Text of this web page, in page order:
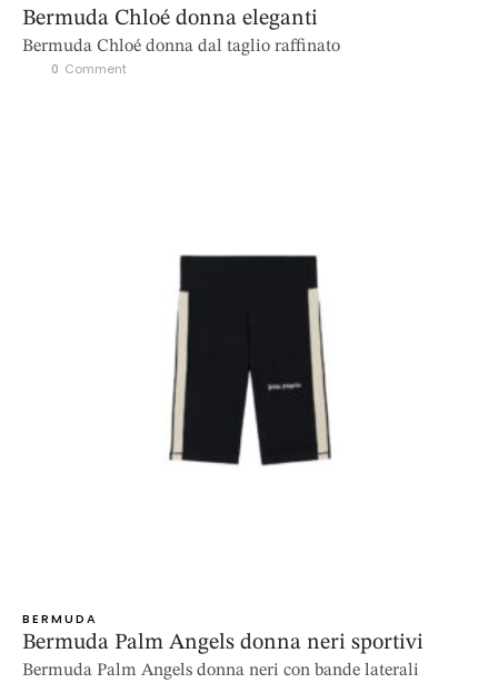
Bermuda Chloé donna eleganti
Bermuda Chloé donna dal taglio raffinato
0 Comment
BERMUDA
Bermuda Palm Angels donna neri sportivi
Bermuda Palm Angels donna neri con bande laterali